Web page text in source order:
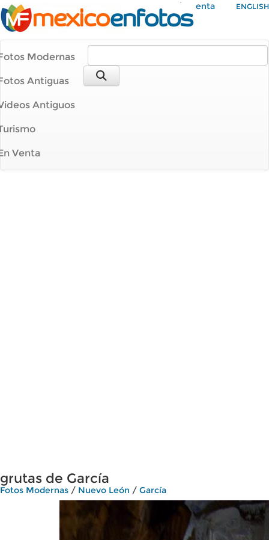
Mi Cuenta ENGLISH
Modernas
Antiguas
Antiguos
Venta
grutas de García
Fotos Modernas / Nuevo León / García